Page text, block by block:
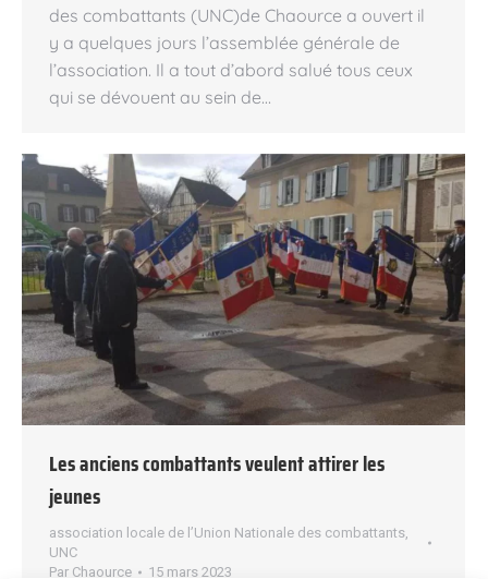
des combattants (UNC)de Chaource a ouvert il
y a quelques jours l’assemblée générale de
l’association. Il a tout d’abord salué tous ceux
qui se dévouent au sein de…
Les anciens combattants veulent attirer les
jeunes
association locale de l’Union Nationale des combattants
UNC
Par Chaource 15 mars 2023